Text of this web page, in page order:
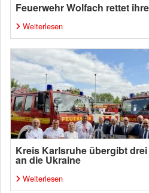
Feuerwehr Wolfach rettet
Weiterlesen
Kreis Karlsruhe übergibt
an die Ukraine
Weiterlesen